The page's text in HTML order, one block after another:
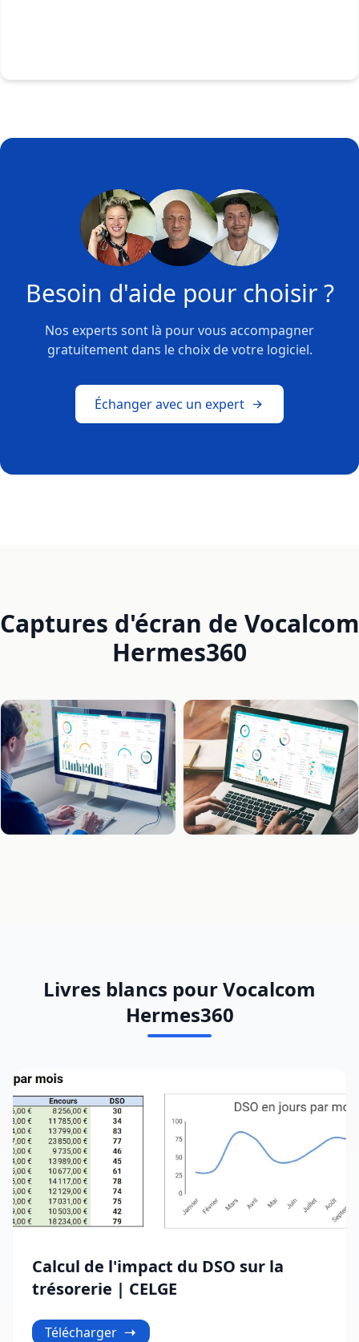
Besoin d'aide pour choisir ?
Nos experts sont là pour vous accompagner
gratuitement dans le choix de votre logiciel.
Échanger avec un expert
Captures d'écran de Vocalcom
Hermes360
Livres blancs pour Vocalcom
Hermes360
Calcul de l'impact du DSO sur la
trésorerie | CELGE
Télécharger